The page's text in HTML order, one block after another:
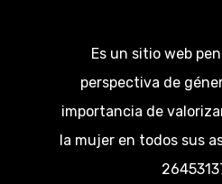
Es un sitio web
perspectiva de
importancia de
la mujer en todos sus